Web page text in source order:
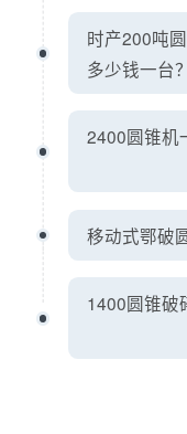
时产200吨
多少钱一台？
2400圆锥机
移动式鄂破
1400圆锥破